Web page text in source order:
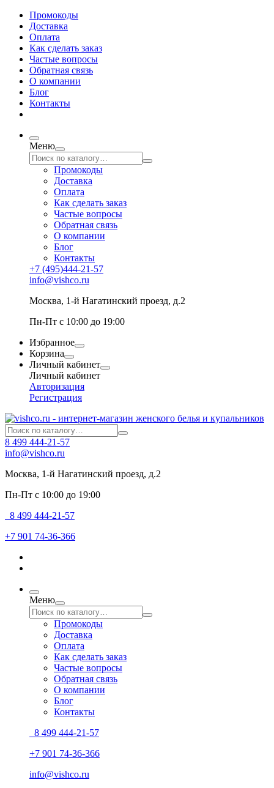
Промокоды
Доставка
Оплата
Как сделать заказ
Частые вопросы
Обратная связь
О компании
Блог
Контакты
Меню
Промокоды
Доставка
Оплата
Как сделать заказ
Частые вопросы
Обратная связь
О компании
Блог
Контакты
+7 (495)444-21-57
info@vishco.ru
Москва, 1-й Нагатинский проезд, д.2
Пн-Пт с 10:00 до 19:00
Избранное
Корзина
Личный кабинет
Личный кабинет
Авторизация
Регистрация
8 499 444-21-57
info@vishco.ru
Москва, 1-й Нагатинский проезд, д.2
Пн-Пт с 10:00 до 19:00
8 499 444-21-57
+7 901 74-36-366
Меню
Промокоды
Доставка
Оплата
Как сделать заказ
Частые вопросы
Обратная связь
О компании
Блог
Контакты
8 499 444-21-57
+7 901 74-36-366
info@vishco.ru